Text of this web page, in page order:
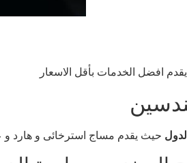
افضل الخدمات بأقل الاسعار
حيث يقدم مساج استرخائى و هارد